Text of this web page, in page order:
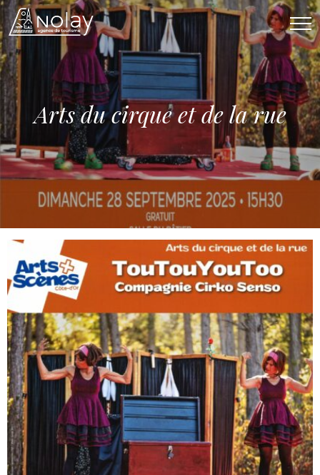
Arts du cirque et de la rue